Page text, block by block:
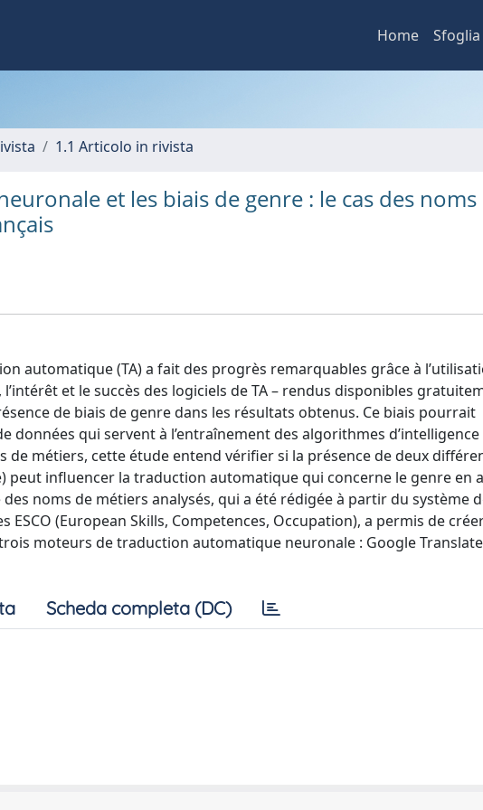
Home Sfoglia
1.1 Articolo in rivista
et les biais de genre : le cas des noms
automatique (TA) a fait des progrès remarquables grâce à
et le succès des logiciels de TA – rendus disponibles
de biais de genre dans les résultats obtenus. Ce biais pourrait
données qui servent à l’entraînement des algorithmes d’intelligence
métiers, cette étude entend vérifier si la présence de deux
peut influencer la traduction automatique qui concerne le genre en
noms de métiers analysés, qui a été rédigée à partir du système
(European Skills, Competences, Occupation), a permis de
moteurs de traduction automatique neuronale : Google
Scheda completa (DC)